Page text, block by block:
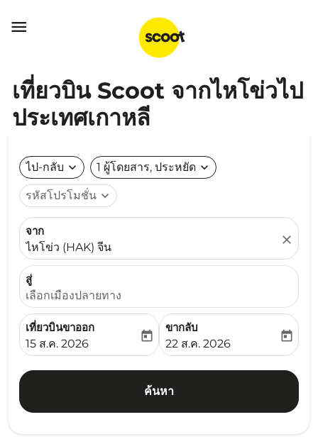

เที่ยวบิน Scoot จากไหโข่วไป
ประเทศเกาหลี
ไป-กลับ expand_more 1 ผู้โดยสาร, ประหยัด expand_more
รหัสโปรโมชั่น expand_more
จาก
ไหโข่ว (HAK) จีน
close
สู่
เลือกเมืองปลายทาง
เที่ยวบินขาออก
fc-booking-departure-date-aria-label
15 ส.ค. 2026
today
ขากลับ
fc-booking-return-date-
22 ส.ค. 2026
today
ค้นหา